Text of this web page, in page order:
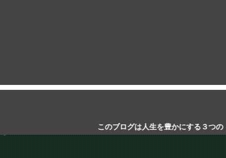
このブログは人生を豊かにする３つの『M』につい